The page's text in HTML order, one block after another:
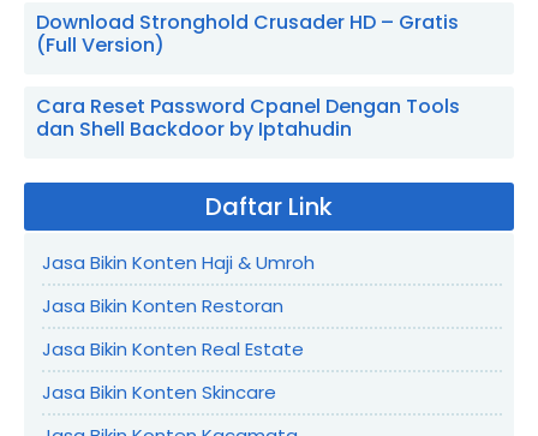
Download Stronghold Crusader HD – Gratis
(Full Version)
Cara Reset Password Cpanel Dengan Tools
dan Shell Backdoor by Iptahudin
Daftar Link
Jasa Bikin Konten Haji & Umroh
Jasa Bikin Konten Restoran
Jasa Bikin Konten Real Estate
Jasa Bikin Konten Skincare